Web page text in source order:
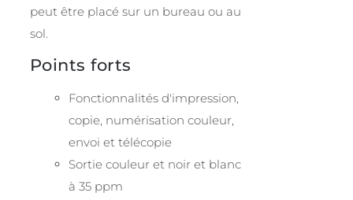
peut être placé sur un bureau ou au
sol.
Points forts
Fonctionnalités d'impression,
copie, numérisation couleur,
envoi et télécopie
Sortie couleur et noir et blanc
à 35 ppm